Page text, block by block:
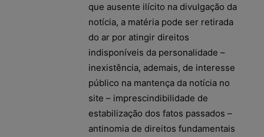
que ausente ilícito na divulgação da
notícia, a matéria pode ser retirada
do ar por atingir direitos
indisponíveis da personalidade –
inexistência, ademais, de interesse
público na mantença da notícia no
site – imprescindibilidade de
estabilização dos fatos passados –
antinomia de direitos fundamentais